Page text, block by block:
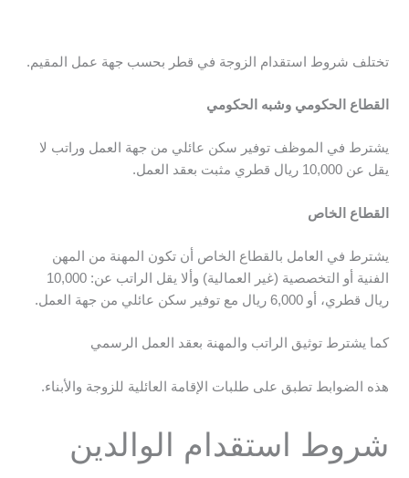
تختلف شروط استقدام الزوجة في قطر بحسب جهة عمل المقيم.
القطاع الحكومي وشبه الحكومي
يشترط في الموظف توفير سكن عائلي من جهة العمل وراتب لا
يقل عن 10,000 ريال قطري مثبت بعقد العمل.
القطاع الخاص
يشترط في العامل بالقطاع الخاص أن تكون المهنة من المهن
الفنية أو التخصصية (غير العمالية) وألا يقل الراتب عن: 10,000
ريال قطري، أو 6,000 ريال مع توفير سكن عائلي من جهة العمل.
كما يشترط توثيق الراتب والمهنة بعقد العمل الرسمي
هذه الضوابط تطبق على طلبات الإقامة العائلية للزوجة والأبناء.
شروط استقدام الوالدين